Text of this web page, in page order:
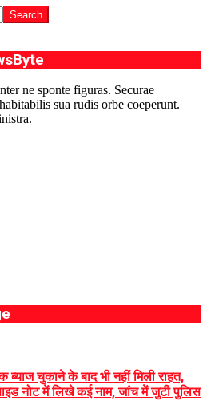
ne sponte figuras. Securae
sua rudis orbe coeperunt.
चुकाने के बाद भी नहीं मिली राहत,
नोट में लिखे कई नाम, जांच में जुटी पुलिस